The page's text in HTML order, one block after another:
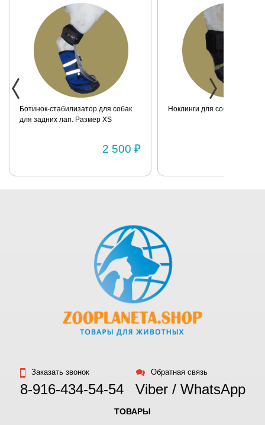
Ноклинги для собаки. Размер XXS
1 950 ₽
Ботинок-стабилизатор для
Заказать звонок
8-916-434-54-54
Обратная связь
Viber / WhatsApp
ТОВАРЫ